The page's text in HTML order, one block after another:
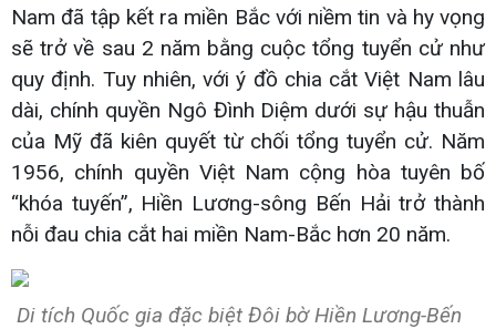
Nam đã tập kết ra miền Bắc với niềm tin và hy vọng
sẽ trở về sau 2 năm bằng cuộc tổng tuyển cử như
quy định. Tuy nhiên, với ý đồ chia cắt Việt Nam lâu
dài, chính quyền Ngô Đình Diệm dưới sự hậu thuẫn
của Mỹ đã kiên quyết từ chối tổng tuyển cử. Năm
1956, chính quyền Việt Nam cộng hòa tuyên bố
“khóa tuyến”, Hiền Lương-sông Bến Hải trở thành
nỗi đau chia cắt hai miền Nam-Bắc hơn 20 năm.
Di tích Quốc gia đặc biệt Đôi bờ Hiền Lương-Bến